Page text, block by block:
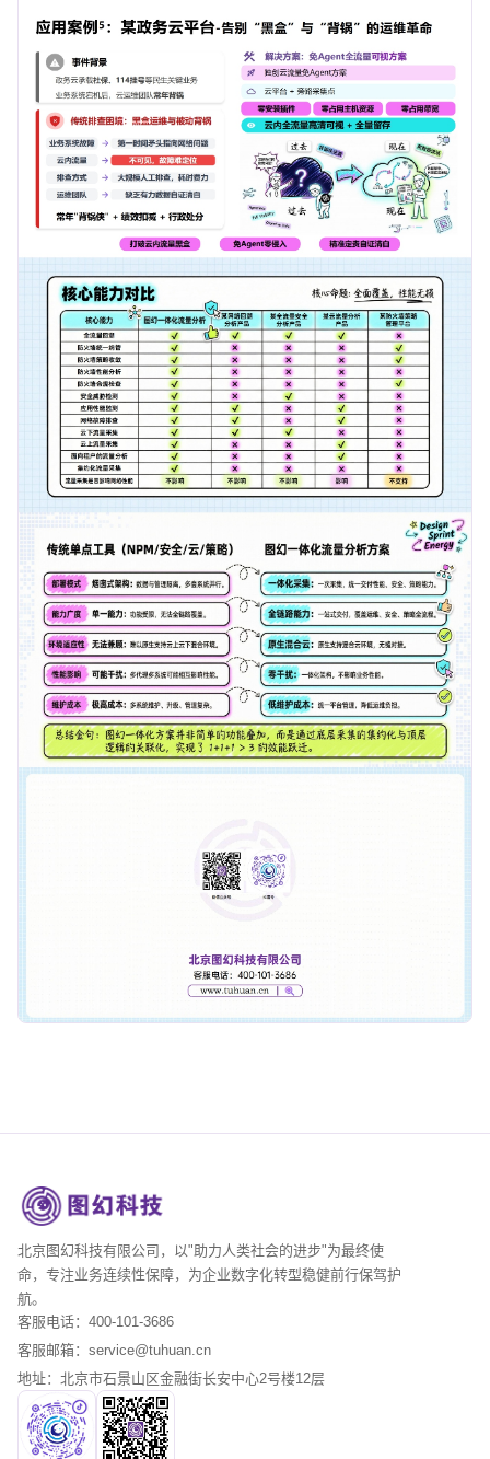
北京图幻科技有限公司，以"助力人类社会的进步"为最终使
命，专注业务连续性保障，为企业数字化转型稳健前行保驾护
航。
客服电话：400-101-3686
客服邮箱：service@tuhuan.cn
地址：北京市石景山区金融街长安中心2号楼12层